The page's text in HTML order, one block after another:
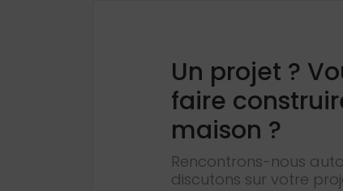
Un projet ?
faire
maison ?
Rencontrons-nous
discutons sur votre